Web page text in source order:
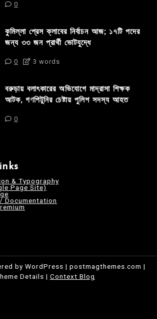
0
কুমিল্লা প্রেস ক্লাবের নির্বাচন আজ; ১৭টি পদের
জন্য ৩৩ জন প্রার্থী ভোটযুদ্ধে
0 3 words
বরুড়ায় বলাৎকারের অভিযোগে মাদ্রাসা শিক্ষক
আটক, গণপিটুনির চেষ্টায় পুলিশ সদস্য আহত
0
& Typography
Page Site)
Documentation
by WordPress | postmagthemes.com |
Details | Context Blog